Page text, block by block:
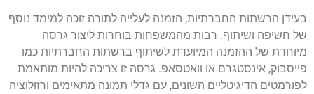
בעידן הרשתות החברתיות, הזמנה לעלייה לתורה זוכה למימד נוסף
של חשיפה ושיתוף. רבות מהמשפחות בוחרות ליצור גרסה
מיוחדת של ההזמנה המיועדת לשיתוף ברשתות החברתיות כמו
פייסבוק, אינסטגרם או וואטסאפ. גרסה זו צריכה להיות מותאמת
לפורמטים הדיגיטליים השונים, עם גדלי תמונה מתאימים ורזולוציה